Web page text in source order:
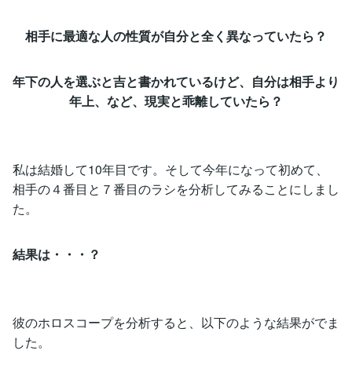
相手に最適な人の性質が自分と全く異なっていたら？
年下の人を選ぶと吉と書かれているけど、自分は相手より
年上、など、現実と乖離していたら？
私は結婚して10年目です。そして今年になって初めて、
相手の４番目と７番目のラシを分析してみることにしまし
た。
結果は・・・？
彼のホロスコープを分析すると、以下のような結果がでま
した。